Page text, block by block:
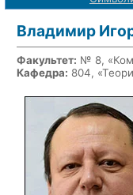
Владимир
Факультет: № 8,
Кафедра: 804,